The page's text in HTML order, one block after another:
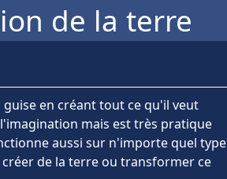
de la terre
en créant tout ce qu'il veut
mais est très pratique
aussi sur n'importe quel type
de la terre ou transformer ce